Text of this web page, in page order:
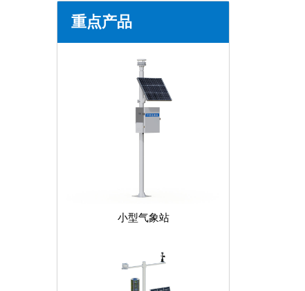
重点产品
小型气象站